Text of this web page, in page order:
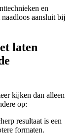
en
aansluit bij
laten
kijken dan alleen
op:
resultaat is een
formaten.